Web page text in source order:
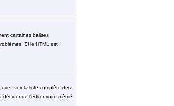
certaines balises
Si le HTML est
voir la liste complète des
de l'éditer voire même